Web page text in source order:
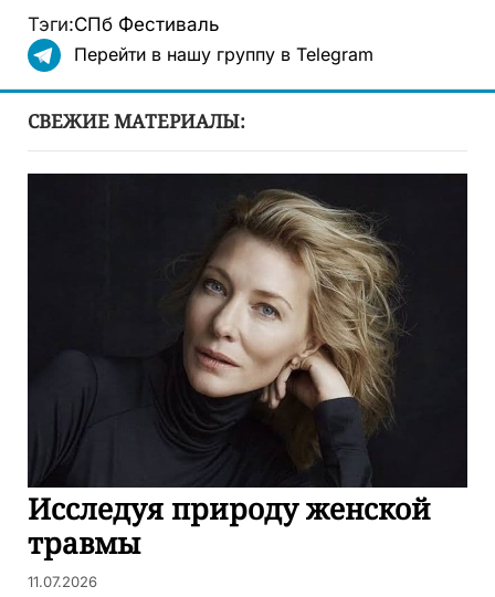
Тэги:СПб Фестиваль
Перейти в нашу группу в Telegram
СВЕЖИЕ МАТЕРИАЛЫ:
Исследуя природу женской
травмы
11.07.2026